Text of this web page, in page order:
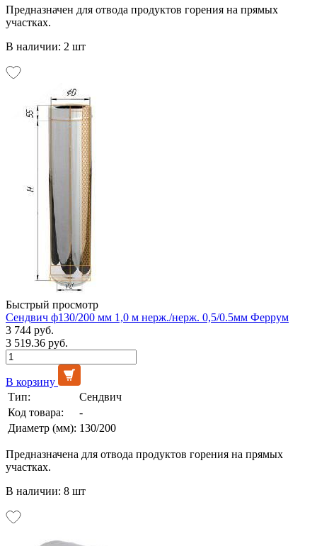
Предназначен для отвода продуктов горения на прямых
участках.
В наличии: 2 шт
Быстрый просмотр
Сендвич ф130/200 мм 1,0 м нерж./нерж. 0,5/0.5мм Феррум
3 744 руб.
3 519.36 руб.
В корзину
Тип:
Сендвич
Код товара:
-
Диаметр (мм): 130/200
Предназначена для отвода продуктов горения на прямых
участках.
В наличии: 8 шт